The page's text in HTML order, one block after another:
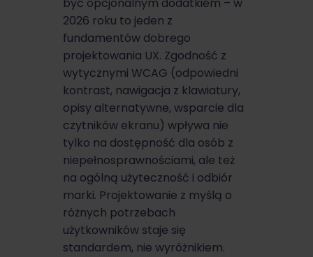
być opcjonalnym dodatkiem – w
2026 roku to jeden z
fundamentów dobrego
projektowania UX. Zgodność z
wytycznymi WCAG (odpowiedni
kontrast, nawigacja z klawiatury,
opisy alternatywne, wsparcie dla
czytników ekranu) wpływa nie
tylko na dostępność dla osób z
niepełnosprawnościami, ale też
na ogólną użyteczność i odbiór
marki. Projektowanie z myślą o
różnych potrzebach
użytkowników staje się
standardem, nie wyróżnikiem.